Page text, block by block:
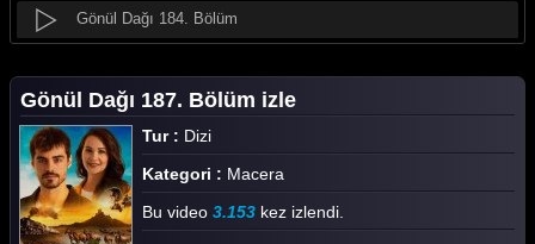
Gönül Dağı 184. Bölüm
Gönül Dağı 182. Bölüm
Gönül Dağı 181. Bölüm
Gönül Dağı 180. Bölüm
Gönül Dağı 179. Bölüm
Gönül Dağı 187. Bölüm izle
Tur : Dizi
Kategori : Macera
Bu video 3.153 kez izlendi.